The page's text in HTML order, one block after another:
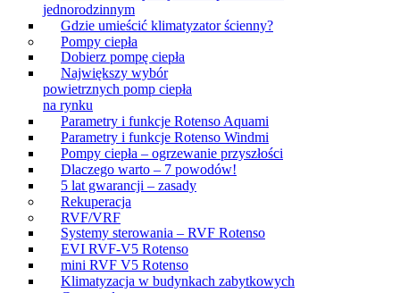
jednorodzinnym
Gdzie umieścić klimatyzator ścienny?
Pompy ciepła
Dobierz pompę ciepła
Największy wybór
powietrznych pomp ciepła
na rynku
Parametry i funkcje Rotenso Aquami
Parametry i funkcje Rotenso Windmi
Pompy ciepła – ogrzewanie przyszłości
Dlaczego warto – 7 powodów!
5 lat gwarancji – zasady
Rekuperacja
RVF/VRF
Systemy sterowania – RVF Rotenso
EVI RVF-V5 Rotenso
mini RVF V5 Rotenso
Klimatyzacja w budynkach zabytkowych